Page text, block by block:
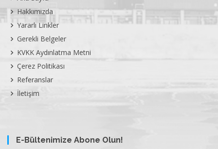
Hakkımızda
Yararlı Linkler
Gerekli Belgeler
KVKK Aydınlatma Metni
Çerez Politikası
Referanslar
İletişim
E-Bültenimize Abone Olun!